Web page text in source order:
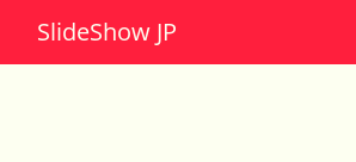
SlideShow JP